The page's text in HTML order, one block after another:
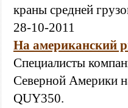
краны средней
28-10-2011
На американский
Специалисты
Северной Америки
QUY350.